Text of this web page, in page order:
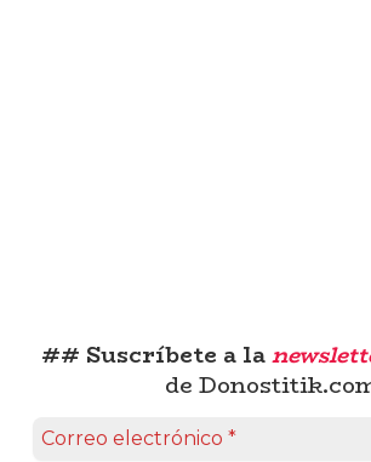
## Suscríbete a la
de